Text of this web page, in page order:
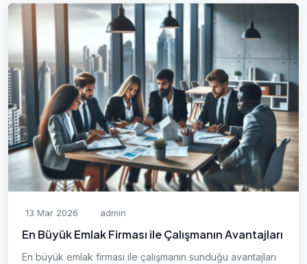
13 Mar 2026 admin
En Büyük Emlak Firması ile Çalışmanın Avantajları
En büyük emlak firması ile çalışmanın sunduğu avantajları